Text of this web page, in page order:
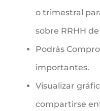
o trimestral
sobre RRHH
Podrás
importantes.
Visualizar
compartirse